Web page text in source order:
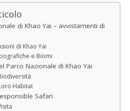
di Khao Yai – avvistamenti di
di Khao Yai
e Biomi
Parco Nazionale di Khao Yai
Habitat
Safari